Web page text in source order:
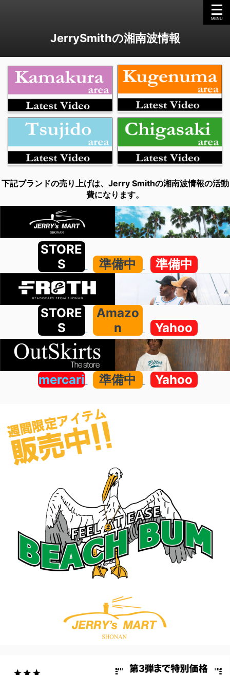
JerrySmithの湘南波情報
下記ブランドの売り上げは、Jerry Smithの湘南波情報の活動
費になります。
STORE
S
準備中 準備中
STORE
S
Amazo
n
Yahoo
mercari 準備中 Yahoo